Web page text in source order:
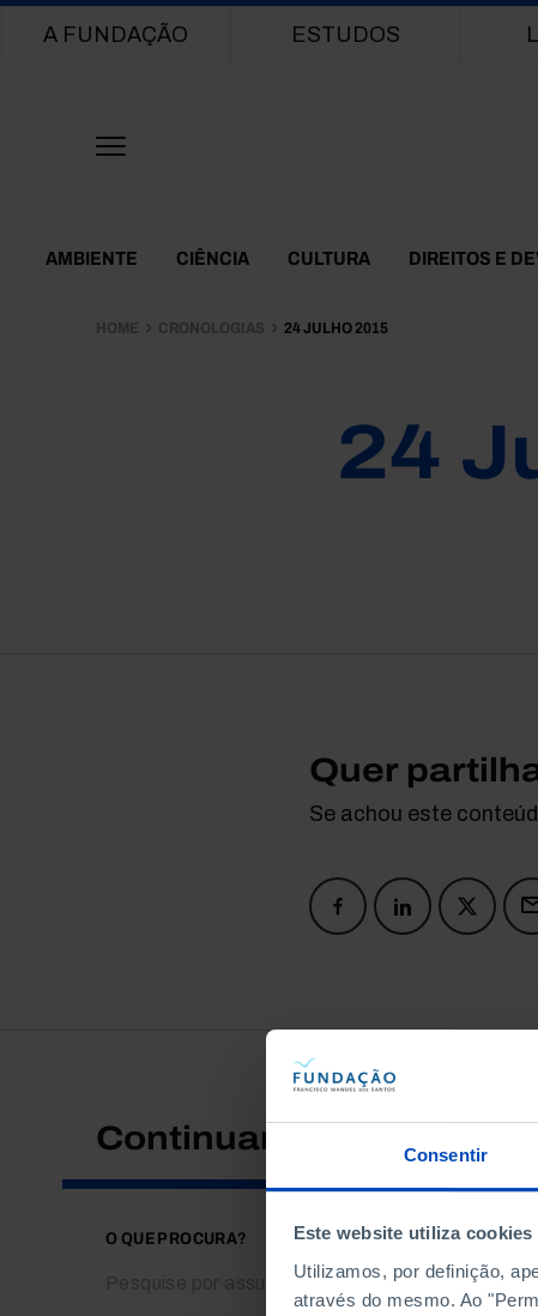
Consentir
Este website utiliza cookies
Utilizamos, por definição,
através do mesmo. Ao
Main navigation
A FUNDAÇÃO ESTUDOS
Themes Menu
AMBIENTE CIÊNCIA CULTURA DIREITOS E
HOME CRONOLOGIAS 24 JULHO 2015
24
Quer
Se achou este
Continuar a pesquisar
O QUE PROCURA?